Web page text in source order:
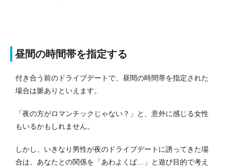
昼間の時間帯を指定する
付き合う前のドライブデートで、昼間の時間帯を指定された
場合は脈ありといえます。
「夜の方がロマンチックじゃない？」と、意外に感じる女性
もいるかもしれません。
しかし、いきなり男性が夜のドライブデートに誘ってきた場
合は、あなたとの関係を「あわよくば…」と遊び目的で考え